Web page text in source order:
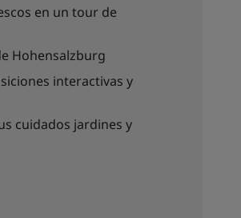
en un tour de
Hohensalzburg
interactivas y
cuidados jardines y